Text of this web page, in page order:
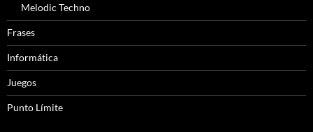
Melodic Techno
Frases
Informática
Juegos
Punto Límite